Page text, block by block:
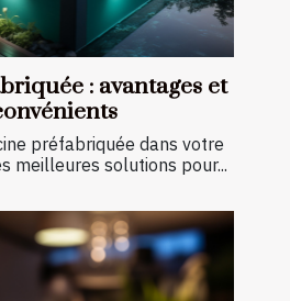
: avantages et
préfabriquée dans votre
meilleures solutions pour...